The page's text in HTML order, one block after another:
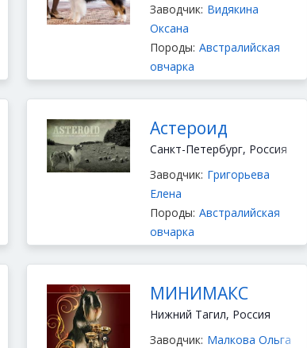
Заводчик: Видякина
Оксана
Породы: Австралийская
овчарка
Астероид
Санкт-Петербург, Россия
Заводчик: Григорьева
Елена
Породы: Австралийская
овчарка
МИНИМАКС
Нижний Тагил, Россия
Заводчик: Малкова Ольга